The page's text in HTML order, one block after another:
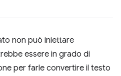
non può iniettare
essere in grado di
per farle convertire il testo